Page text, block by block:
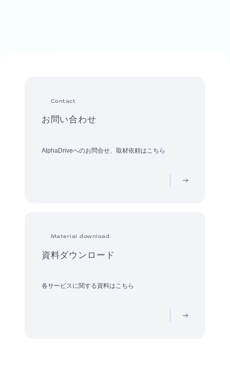
Contact
お問い合わせ
AlphaDriveへのお問合せ、取材依頼はこちら
Material download
資料ダウンロード
各サービスに関する資料はこちら